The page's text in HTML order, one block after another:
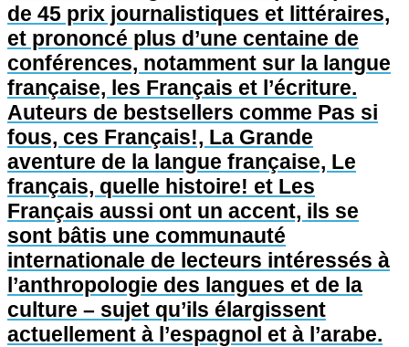
de 45 prix journalistiques et littéraires,
et prononcé plus d’une centaine de
conférences, notamment sur la langue
française, les Français et l’écriture.
Auteurs de bestsellers comme Pas si
fous, ces Français!, La Grande
aventure de la langue française, Le
français, quelle histoire! et Les
Français aussi ont un accent, ils se
sont bâtis une communauté
internationale de lecteurs intéressés à
l’anthropologie des langues et de la
culture – sujet qu’ils élargissent
actuellement à l’espagnol et à l’arabe.